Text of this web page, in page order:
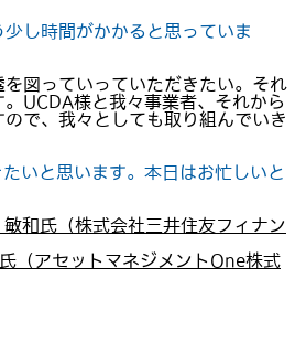
し時間がかかると思っていま
図っていっていただきたい。それ
UCDA様と我々事業者、それから
で、我々としても取り組んでいき
いと思います。本日はお忙しいと
和氏（株式会社三井住友フィナン
（アセットマネジメントOne株式